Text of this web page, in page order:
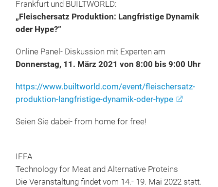
Frankfurt und BUILTWORLD:
„Fleischersatz Produktion: Langfristige Dynamik
oder Hype?“
Online Panel- Diskussion mit Experten am
Donnerstag, 11. März 2021 von 8:00 bis 9:00 Uhr
https://www.builtworld.com/event/fleischersatz-
produktion-langfristige-dynamik-oder-hype
Seien Sie dabei- from home for free!
IFFA
Technology for Meat and Alternative Proteins
Die Veranstaltung findet vom 14.- 19. Mai 2022 statt.